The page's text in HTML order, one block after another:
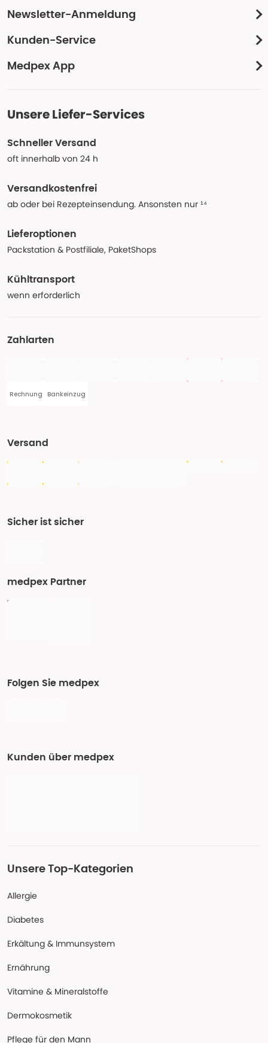
Newsletter-Anmeldung
Kunden-Service
Medpex App
Unsere Liefer-Services
Schneller Versand
oft innerhalb von 24 h
Versandkostenfrei
ab oder bei Rezepteinsendung. Ansonsten nur ¹⁴
Lieferoptionen
Packstation & Postfiliale, PaketShops
Kühltransport
wenn erforderlich
Zahlarten
Rechnung Bankeinzug
Versand
Sicher ist sicher
medpex Partner
Folgen Sie medpex
Kunden über medpex
Unsere Top-Kategorien
Allergie
Diabetes
Erkältung & Immunsystem
Ernährung
Vitamine & Mineralstoffe
Dermokosmetik
Pflege für den Mann